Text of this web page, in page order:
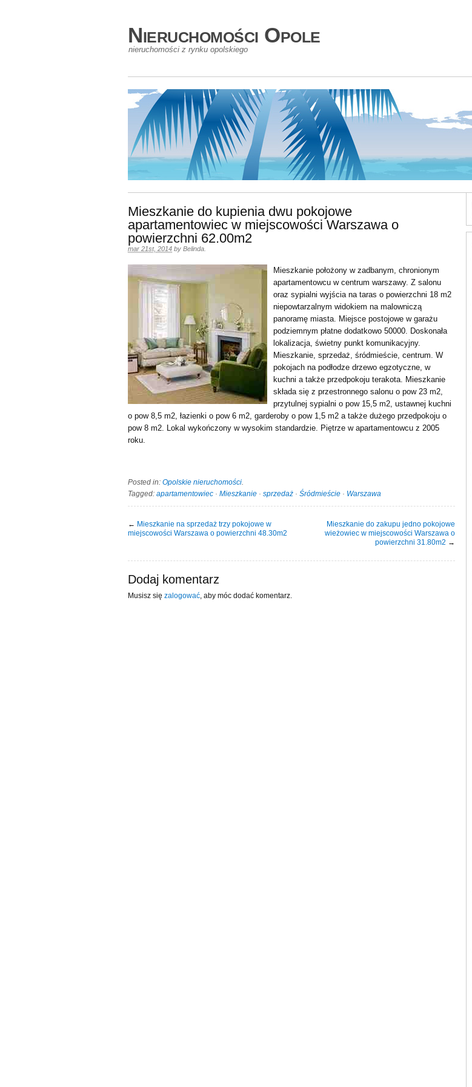
Nieruchomości Opole
nieruchomości z rynku opolskiego
Mieszkanie do kupienia dwu pokojowe
apartamentowiec w miejscowości Warszawa o
powierzchni 62.00m2
mar 21st, 2014 by Belinda
Mieszkanie położony w zadbanym, chronionym
apartamentowcu w centrum warszawy. Z salonu
oraz sypialni wyjścia na taras o powierzchni 18 m2
niepowtarzalnym widokiem na malowniczą
panoramę miasta. Miejsce postojowe w garażu
podziemnym płatne dodatkowo 50000. Doskonała
lokalizacja, świetny punkt komunikacyjny.
Mieszkanie, sprzedaż, śródmieście, centrum. W
pokojach na podłodze drzewo egzotyczne, w
kuchni a także przedpokoju terakota. Mieszkanie
składa się z przestronnego salonu o pow 23 m2,
przytulnej sypialni o pow 15,5 m2, ustawnej kuchni
o pow 8,5 m2, łazienki o pow 6 m2, garderoby o pow 1,5 m2 a także dużego przedpokoju o
pow 8 m2. Lokal wykończony w wysokim standardzie. Piętrze w apartamentowcu z 2005
roku.
Posted in: Opolskie nieruchomości.
Tagged: apartamentowiec · Mieszkanie · sprzedaż · Śródmieście · Warszawa
← Mieszkanie na sprzedaż trzy pokojowe w
miejscowości Warszawa o powierzchni 48.30m2
Mieszkanie do zakupu jedno pokojowe
wieżowiec w miejscowości Warszawa o
powierzchni 31.80m2 →
Dodaj komentarz
Musisz się zalogować , aby móc dodać komentarz.